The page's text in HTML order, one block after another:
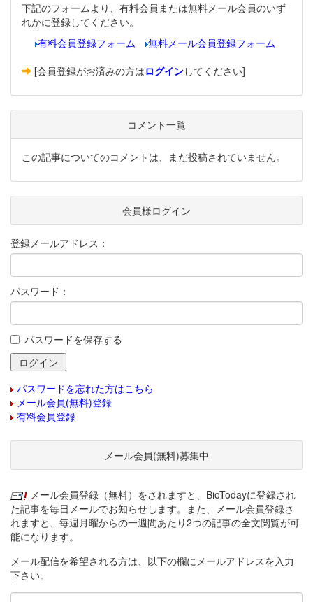
下記のフォームより、有料会員または無料メール会員のいず
れかに登録してください。
有料会員登録フォーム
無料メール会員登録フォーム
[会員登録がお済みの方はログインしてください]
コメント一覧
この記事についてのコメントは、まだ投稿されていません。
会員様ログイン
登録メールアドレス：
パスワード：
パスワードを保存する
パスワードを忘れた方はこちら
メール会員(無料)登録
有料会員登録
メール会員(無料)募集中
メール会員登録（無料）をされますと、BioTodayに登録され
た記事を毎日メールでお知らせします。また、メール会員登録さ
れますと、毎週月曜からの一週間あたり2つの記事の全文閲覧が可
能になります。
メール配信を希望される方は、以下の欄にメールアドレスを入力
下さい。